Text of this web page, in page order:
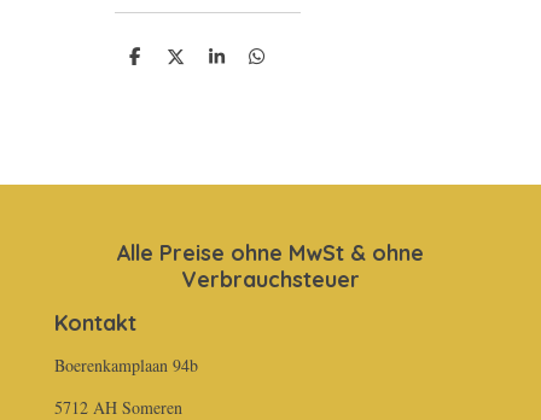
T
T
T
T
Alle Preise ohne MwSt & ohne
Verbrauchsteuer
Kontakt
Boerenkamplaan 94b
5712 AH Someren